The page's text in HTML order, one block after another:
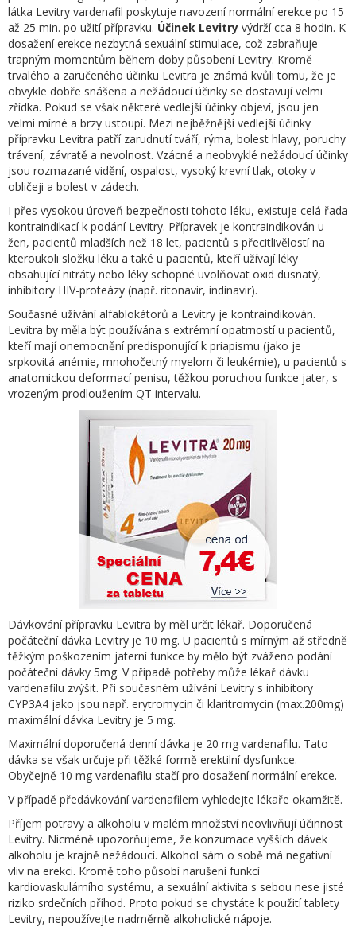
látka Levitry vardenafil poskytuje navození normální erekce po 15
až 25 min. po užití přípravku. Účinek Levitry výdrží cca 8 hodin. K
dosažení erekce nezbytná sexuální stimulace, což zabraňuje
trapným momentům během doby působení Levitry. Kromě
trvalého a zaručeného účinku Levitra je známá kvůli tomu, že je
obvykle dobře snášena a nežádoucí účinky se dostavují velmi
zřídka. Pokud se však některé vedlejší účinky objeví, jsou jen
velmi mírné a brzy ustoupí. Mezi nejběžnější vedlejší účinky
přípravku Levitra patří zarudnutí tváří, rýma, bolest hlavy, poruchy
trávení, závratě a nevolnost. Vzácné a neobvyklé nežádoucí účinky
jsou rozmazané vidění, ospalost, vysoký krevní tlak, otoky v
obličeji a bolest v zádech.
I přes vysokou úroveň bezpečnosti tohoto léku, existuje celá řada
kontraindikací k podání Levitry. Přípravek je kontraindikován u
žen, pacientů mladších než 18 let, pacientů s přecitlivělostí na
kteroukoli složku léku a také u pacientů, kteří užívají léky
obsahující nitráty nebo léky schopné uvolňovat oxid dusnatý,
inhibitory HIV-proteázy (např. ritonavir, indinavir).
Současné užívání alfablokátorů a Levitry je kontraindikován.
Levitra by měla být používána s extrémní opatrností u pacientů,
kteří mají onemocnění predisponující k priapismu (jako je
srpkovitá anémie, mnohočetný myelom či leukémie), u pacientů s
anatomickou deformací penisu, těžkou poruchou funkce jater, s
vrozeným prodloužením QT intervalu.
Dávkování přípravku Levitra by měl určit lékař. Doporučená
počáteční dávka Levitry je 10 mg. U pacientů s mírným až středně
těžkým poškozením jaterní funkce by mělo být zváženo podání
počáteční dávky 5mg. V případě potřeby může lékař dávku
vardenafilu zvýšit. Při současném užívání Levitry s inhibitory
CYP3A4 jako jsou např. erytromycin či klaritromycin (max.200mg)
maximální dávka Levitry je 5 mg.
Maximální doporučená denní dávka je 20 mg vardenafilu. Tato
dávka se však určuje při těžké formě erektilní dysfunkce.
Obyčejně 10 mg vardenafilu stačí pro dosažení normální erekce.
V případě předávkování vardenafilem vyhledejte lékaře okamžitě.
Příjem potravy a alkoholu v malém množství neovlivňují účinnost
Levitry. Nicméně upozorňujeme, že konzumace vyšších dávek
alkoholu je krajně nežádoucí. Alkohol sám o sobě má negativní
vliv na erekci. Kromě toho působí narušení funkcí
kardiovaskulárního systému, a sexuální aktivita s sebou nese jisté
riziko srdečních příhod. Proto pokud se chystáte k použití tablety
Levitry, nepoužívejte nadměrně alkoholické nápoje.